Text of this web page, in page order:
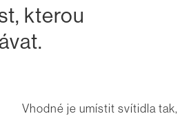
kterou
Vhodné je umístit svítidla tak,